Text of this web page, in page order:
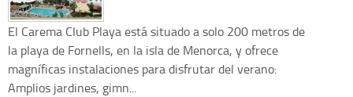
El Carema Club Playa está situado a solo 200 metros de
la playa de Fornells, en la isla de Menorca, y ofrece
magníficas instalaciones para disfrutar del verano:
Amplios jardines, gimn...